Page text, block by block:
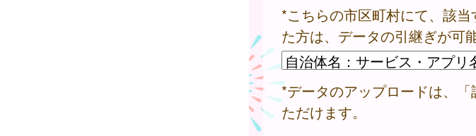
*こちらの市区町村にて、該
た方は、データの引継ぎが可
*データのアップロードは、
ただけます。